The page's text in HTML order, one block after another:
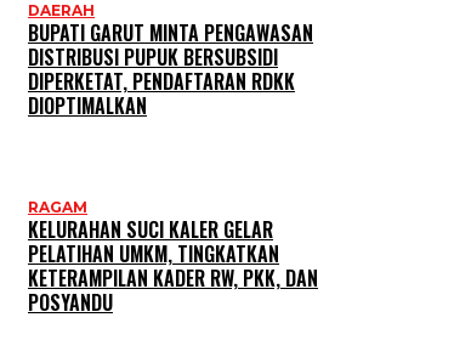
DAERAH
BUPATI GARUT MINTA PENGAWASAN
DISTRIBUSI PUPUK BERSUBSIDI
DIPERKETAT, PENDAFTARAN RDKK
DIOPTIMALKAN
RAGAM
KELURAHAN SUCI KALER GELAR
PELATIHAN UMKM, TINGKATKAN
KETERAMPILAN KADER RW, PKK, DAN
POSYANDU